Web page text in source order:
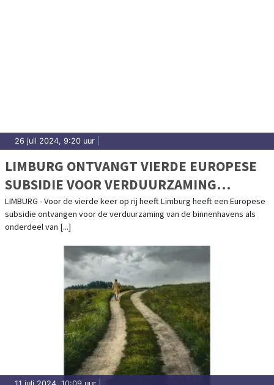
26 juli 2024, 9:20 uur
LIMBURG ONTVANGT VIERDE EUROPESE
SUBSIDIE VOOR VERDUURZAMING
BINNENHAVENS
LIMBURG - Voor de vierde keer op rij heeft Limburg heeft een Europese
subsidie ontvangen voor de verduurzaming van de binnenhavens als
onderdeel van [...]